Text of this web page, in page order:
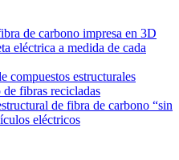
de carbono impresa en 3D
eléctrica a medida de cada
compuestos estructurales
de fibras recicladas
de fibra de carbono “sin
eléctricos